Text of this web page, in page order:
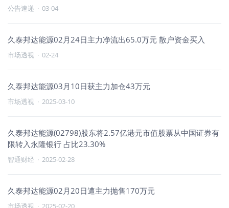
公告速递 · 03-04
久泰邦达能源02月24日主力净流出65.0万元 散户资金买入
市场透视 · 02-24
久泰邦达能源03月10日获主力加仓43万元
市场透视 · 2025-03-10
久泰邦达能源(02798)股东将2.57亿港元市值股票从中国证券有
限转入永隆银行 占比23.30%
智通财经 · 2025-02-28
久泰邦达能源02月20日遭主力抛售170万元
市场透视 · 2025-02-20